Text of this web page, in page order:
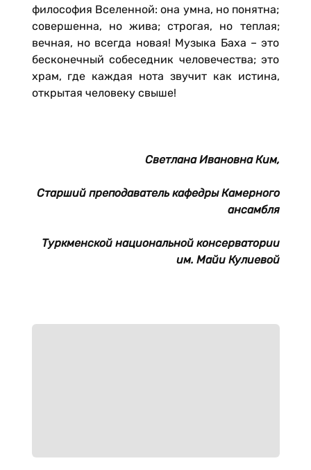
философия Вселенной: она умна, но понятна;
совершенна, но жива; строгая, но теплая;
вечная, но всегда новая! Музыка Баха – это
бесконечный собеседник человечества; это
храм, где каждая нота звучит как истина,
открытая человеку свыше!
Светлана Ивановна Ким,
Старший преподаватель кафедры Камерного
ансамбля
Туркменской национальной консерватории
им. Майи Кулиевой